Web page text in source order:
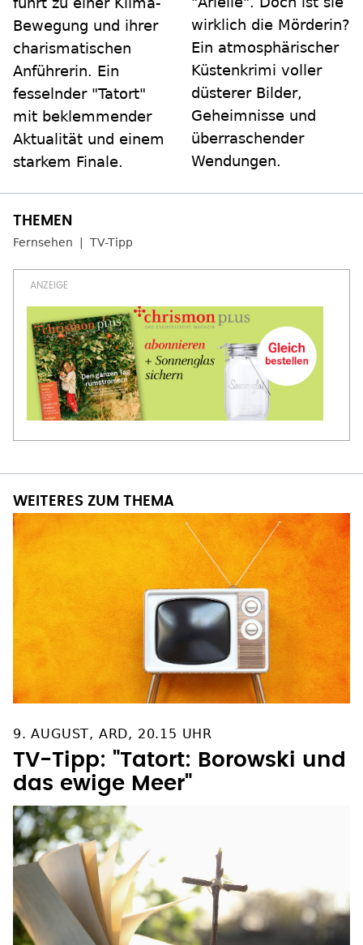
Bewegung und ihrer
charismatischen
Anführerin. Ein
fesselnder "Tatort"
mit beklemmender
Aktualität und einem
starkem Finale.
wirklich die Mörderin?
Ein atmosphärischer
Küstenkrimi voller
düsterer Bilder,
Geheimnisse und
überraschender
Wendungen.
Fernsehen TV-Tipp
WEITERES ZUM THEMA
9. AUGUST, ARD, 20.15 UHR
TV-Tipp: "Tatort: Borowski und
das ewige Meer"